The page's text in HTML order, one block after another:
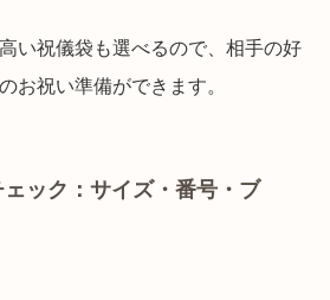
い祝儀袋も選べるので、相手の好
お祝い準備ができます。
ック：サイズ・番号・ブ